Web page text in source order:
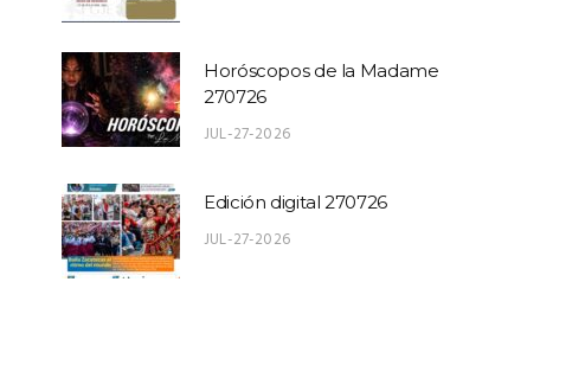
Horóscopos de la Madame
270726
JUL-27-2026
Edición digital 270726
JUL-27-2026